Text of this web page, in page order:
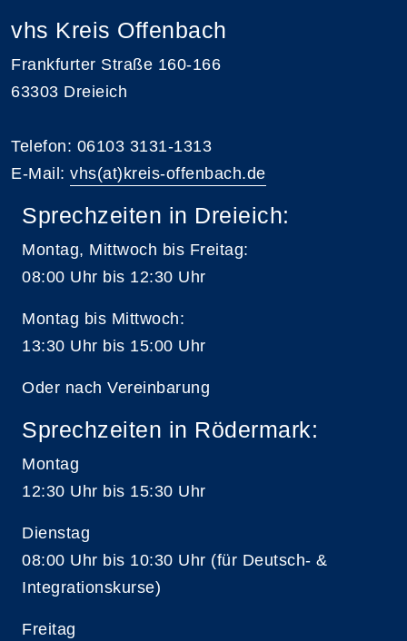
vhs Kreis Offenbach
Frankfurter Straße 160-166
63303 Dreieich
Telefon: 06103 3131-1313
E-Mail: vhs(at)kreis-offenbach.de
Sprechzeiten in Dreieich:
Montag, Mittwoch bis Freitag:
08:00 Uhr bis 12:30 Uhr
Montag bis Mittwoch:
13:30 Uhr bis 15:00 Uhr
Oder nach Vereinbarung
Sprechzeiten in Rödermark:
Montag
12:30 Uhr bis 15:30 Uhr
Dienstag
08:00 Uhr bis 10:30 Uhr (für Deutsch- &
Integrationskurse)
Freitag